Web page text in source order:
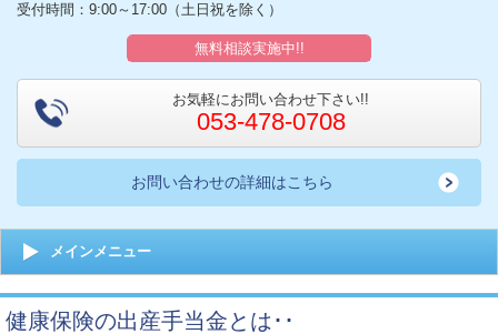
受付時間：9:00～17:00（土日祝を除く）
無料相談実施中!!
お気軽にお問い合わせ下さい!!
053-478-0708
お問い合わせの詳細はこちら
メインメニュー
健康保険の出産手当金とは･･